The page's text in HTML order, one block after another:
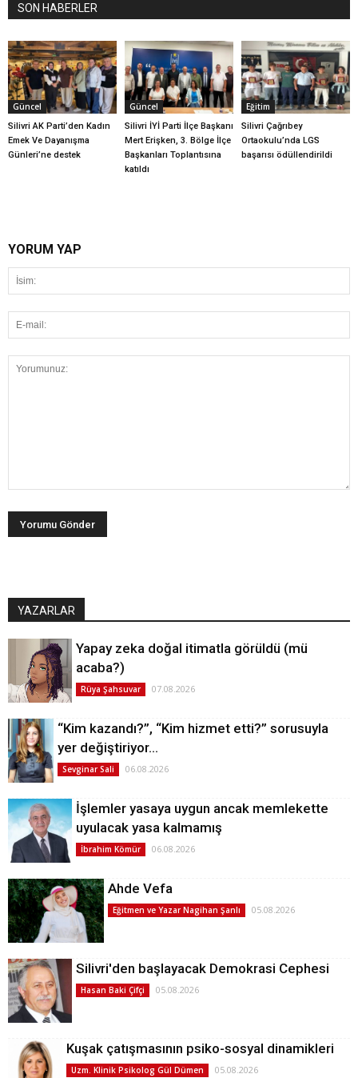
SON HABERLER
Güncel
Silivri AK Parti’den Kadın
Emek Ve Dayanışma
Günleri’ne destek
Güncel
Silivri İYİ Parti İlçe Başkanı
Mert Erişken, 3. Bölge İlçe
Başkanları Toplantısına
katıldı
Eğitim
Silivri Çağrıbey
Ortaokulu’nda LGS
başarısı ödüllendirildi
YORUM YAP
YAZARLAR
Yapay zeka doğal itimatla görüldü (mü
acaba?)
Rüya Şahsuvar 07.08.2026
“Kim kazandı?”, “Kim hizmet etti?” sorusuyla
yer değiştiriyor…
Sevginar Sali 06.08.2026
İşlemler yasaya uygun ancak memlekette
uyulacak yasa kalmamış
İbrahim Kömür 06.08.2026
Ahde Vefa
Eğitmen ve Yazar Nagihan Şanlı 05.08.2026
Silivri'den başlayacak Demokrasi Cephesi
Hasan Baki Çifçi 05.08.2026
Kuşak çatışmasının psiko-sosyal dinamikleri
Uzm. Klinik Psikolog Gül Dümen 05.08.2026